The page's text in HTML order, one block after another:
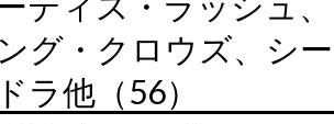
グ・クロウズ、シー
ラ他（56）